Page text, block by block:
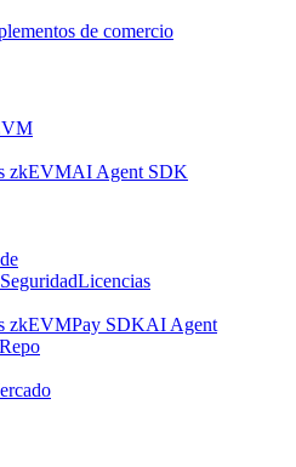
de comercio
zkEVMAI Agent SDK
SeguridadLicencias
zkEVMPay SDKAI Agent